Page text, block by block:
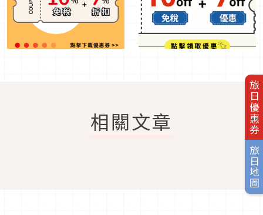
旅日優惠券
旅日地圖
相關文章